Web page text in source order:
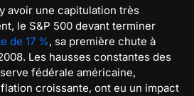
avoir une capitulation très
le S&P 500 devant terminer
de 17 %, sa première chute à
Les hausses constantes des
fédérale américaine,
croissante, ont eu un impact